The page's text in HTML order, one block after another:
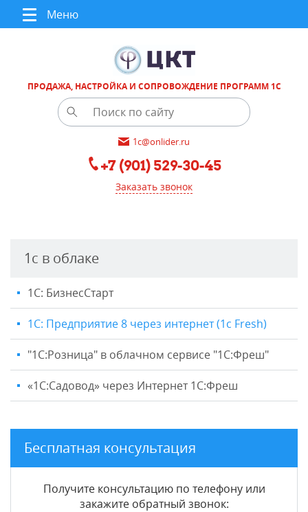
Меню
ПРОДАЖА, НАСТРОЙКА И СОПРОВОЖДЕНИЕ ПРОГРАММ 1С
1c@onlider.ru
+7 (901) 529-30-45
Заказать звонок
1с в облаке
1С: БизнесСтарт
1С: Предприятие 8 через интернет (1c Fresh)
"1C:Розница" в облачном сервисе "1С:Фреш"
«1С:Садовод» через Интернет 1С:Фреш
Бесплатная консультация
Получите консультацию по телефону или
закажите обратный звонок: